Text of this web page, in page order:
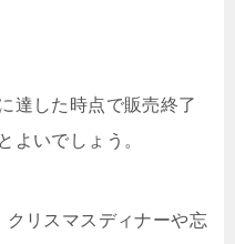
達した時点で販売終了
よいでしょう。
リスマスディナーや忘